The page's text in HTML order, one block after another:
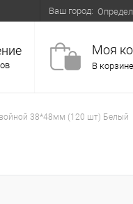
Ваш город:
Моя
В
38*48мм (120 шт) Белый